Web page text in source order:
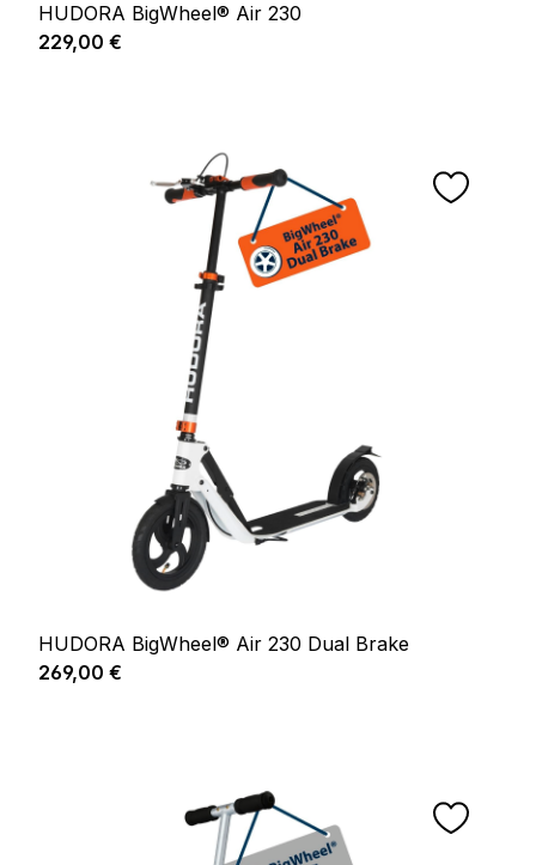
HUDORA BigWheel® Air 230
Prix régulier :
229,00 €
HUDORA BigWheel® Air 230 Dual Brake
Prix régulier :
269,00 €